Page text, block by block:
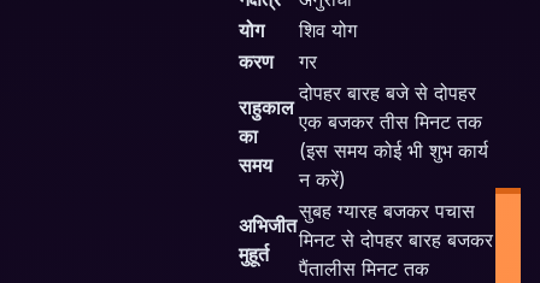
योग
शिव योग
करण
गर
राहुकाल
का
समय
दोपहर बारह बजे से दोपहर
एक बजकर तीस मिनट तक
(इस समय कोई भी शुभ कार्य
न करें)
अभिजीत
मुहूर्त
सुबह ग्यारह बजकर पचास
मिनट से दोपहर बारह बजकर
पैंतालीस मिनट तक